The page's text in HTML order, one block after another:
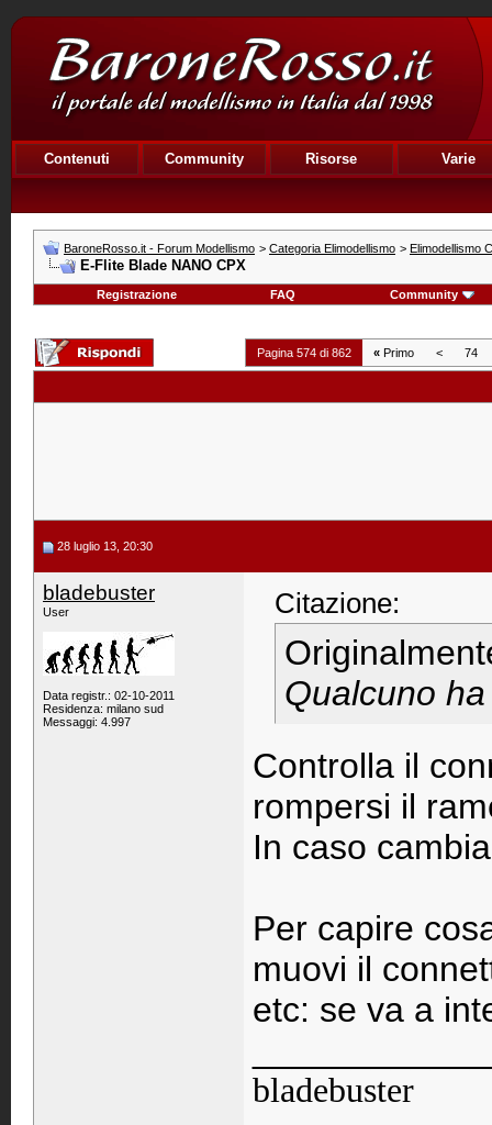
Contenuti Community Risorse Varie
BaroneRosso.it - Forum Modellismo > Categoria Elimodellismo > Elimodellismo
E-Flite Blade NANO CPX
Registrazione FAQ Community
Pagina 574 di 862 « Primo < 74
28 luglio 13, 20:30
bladebuster
User
Data registr.: 02-10-2011
Residenza: milano sud
Messaggi: 4.997
Citazione:
Qualcuno
Controlla il
rompersi il
In caso
Per capire
muovi il
etc: se va a
bladebuster